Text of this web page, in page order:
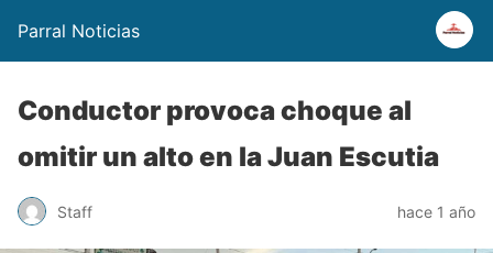
Parral Noticias
Conductor provoca choque al
omitir un alto en la Juan Escutia
Staff hace 1 año